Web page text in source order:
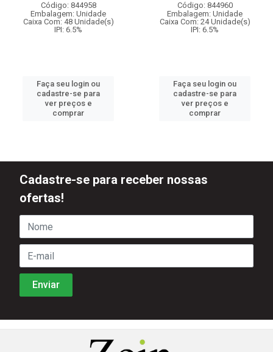
Código: 844958
Embalagem: Unidade
Caixa Com: 48 Unidade(s)
IPI: 6.5%
Faça seu login ou
cadastre-se para
ver preços e
comprar
Código: 844960
Embalagem: Unidade
Caixa Com: 24 Unidade(s)
IPI: 6.5%
Faça seu login ou
cadastre-se para
ver preços e
comprar
Cadastre-se para receber nossas
ofertas!